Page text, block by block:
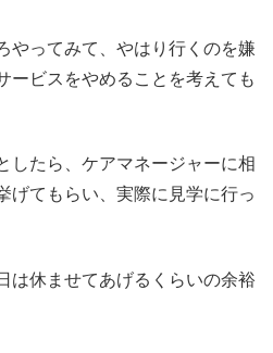
やってみて、やはり行くのを嫌
ービスをやめることを考えても
したら、ケアマネージャーに相
げてもらい、実際に見学に行っ
は休ませてあげるくらいの余裕